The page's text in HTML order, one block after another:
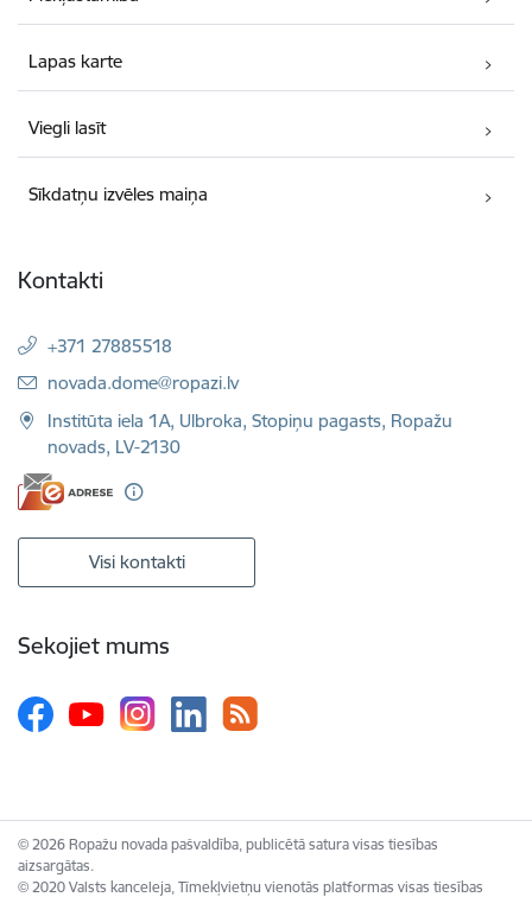
Lapas karte
Viegli lasīt
Sīkdatņu izvēles maiņa
Kontakti
+371 27885518
E-pasts:
novada.dome@ropazi.lv
Institūta iela 1A, Ulbroka, Stopiņu pagasts, Ropažu
novads, LV-2130
Visi kontakti
Sekojiet mums
© 2026 Ropažu novada pašvaldība, publicētā satura visas tiesības
aizsargātas.
© 2020 Valsts kanceleja, Tīmekļvietņu vienotās platformas visas tiesības